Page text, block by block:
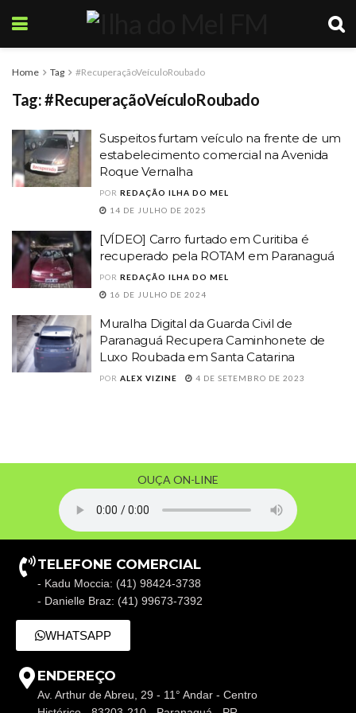
Home Tag #RecuperaçãoVeículoRoubado
Tag:#RecuperaçãoVeículoRoubado
Suspeitos furtam veículo na frente de um
estabelecimento comercial na Avenida
Roque Vernalha
POR REDAÇÃO ILHA DO MEL
14 DE JULHO DE 2025
[VÍDEO] Carro furtado em Curitiba é
recuperado pela ROTAM em Paranaguá
POR REDAÇÃO ILHA DO MEL
16 DE JULHO DE 2024
Muralha Digital da Guarda Civil de
Paranaguá Recupera Caminhonete de
Luxo Roubada em Santa Catarina
POR ALEX VIZINE 4 DE SETEMBRO DE 2023
OUÇA ON-LINE
TELEFONE COMERCIAL
- Kadu Moccia: (41) 98424-3738
- Danielle Braz: (41) 99673-7392
WHATSAPP
ENDEREÇO
Av. Arthur de Abreu, 29 - 11° Andar - Centro